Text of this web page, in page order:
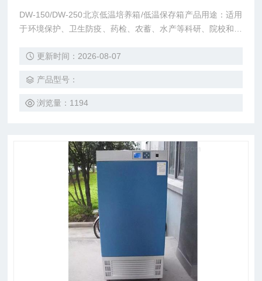
DW-150/DW-250北京低温培养箱/低温保存箱产品用途：适用
于环境保护、卫生防疫、药检、农蓄、水产等科研、院校和生
养、保存、植物栽培、育种试验的专业恒温设备。
更新时间：2026-08-07
产品型号：
浏览量：1194